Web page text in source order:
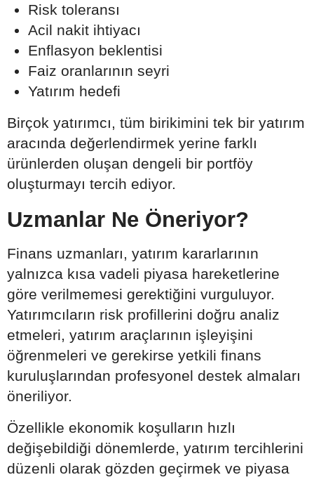
Risk toleransı
Acil nakit ihtiyacı
Enflasyon beklentisi
Faiz oranlarının seyri
Yatırım hedefi
Birçok yatırımcı, tüm birikimini tek bir yatırım
aracında değerlendirmek yerine farklı
ürünlerden oluşan dengeli bir portföy
oluşturmayı tercih ediyor.
Uzmanlar Ne Öneriyor?
Finans uzmanları, yatırım kararlarının
yalnızca kısa vadeli piyasa hareketlerine
göre verilmemesi gerektiğini vurguluyor.
Yatırımcıların risk profillerini doğru analiz
etmeleri, yatırım araçlarının işleyişini
öğrenmeleri ve gerekirse yetkili finans
kuruluşlarından profesyonel destek almaları
öneriliyor.
Özellikle ekonomik koşulların hızlı
değişebildiği dönemlerde, yatırım tercihlerini
düzenli olarak gözden geçirmek ve piyasa